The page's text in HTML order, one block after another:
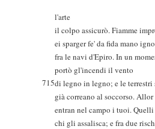
l'arte
il colpo assicurò. Fiamme
ei sparger fe' da fida mano
fra le navi d'Epiro. In un
portò gl'incendi il vento
715di legno in legno; e le terrestri
già correano al soccorso.
entran nel campo i tuoi. Quelli
chi gli assalisca; e fra due